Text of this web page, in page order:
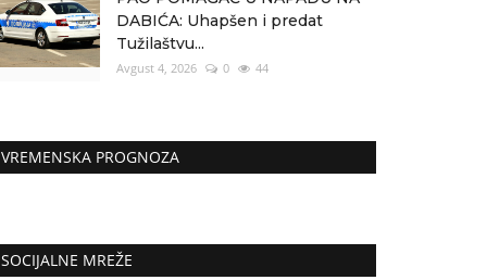
DABIĆA: Uhapšen i predat
Tužilaštvu...
Avgust 4, 2026 0 44
VREMENSKA PROGNOZA
SOCIJALNE MREŽE